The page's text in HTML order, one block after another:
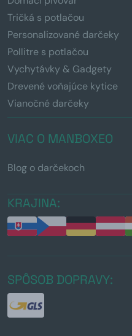
Tričká s potlačou
Personalizované darčeky
Pollitre s potlačou
Vychytávky & Gadgety
Drevené voňajúce kytice
Vianočné darčeky
VIAC O MANBOXEO
Blog o darčekoch
KRAJINA:
SPÔSOB DOPRAVY: